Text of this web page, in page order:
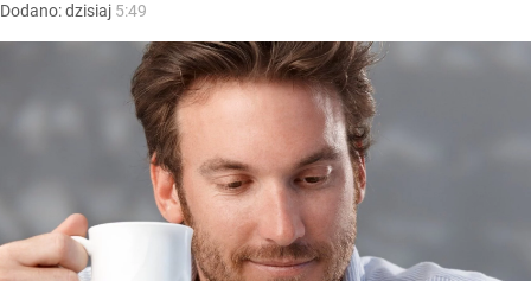
Dodano:dzisiaj 5:49